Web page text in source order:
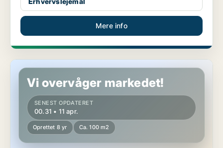
Mere info
Butik i Hobro
Vi overvåger markedet!
SENEST OPDATERET
00.31 • 11 apr.
Oprettet 8 yr Ca. 100 m2